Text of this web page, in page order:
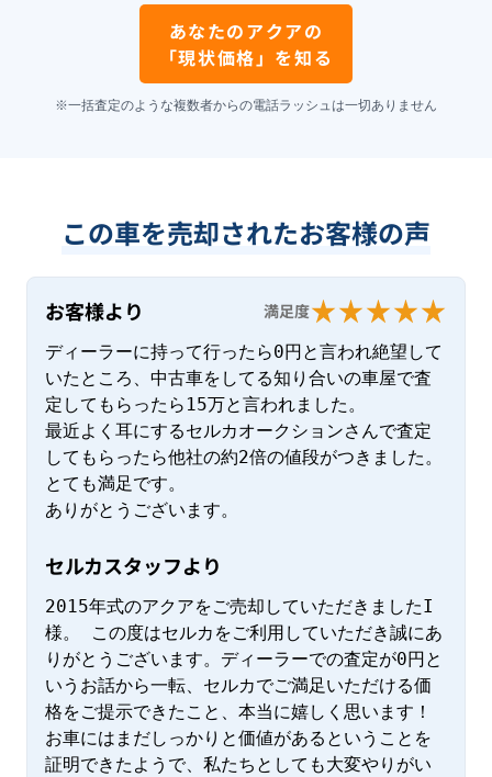
あなたのアクアの
「現状価格」を知る
※一括査定のような複数者からの電話ラッシュは一切ありません
この車を売却されたお客様の声
お客様より 満足度
ディーラーに持って行ったら0円と言われ絶望して
いたところ、中古車をしてる知り合いの車屋で査
定してもらったら15万と言われました。
最近よく耳にするセルカオークションさんで査定
してもらったら他社の約2倍の値段がつきました。
とても満足です。
ありがとうございます。
セルカスタッフより
2015年式のアクアをご売却していただきましたI
様。 この度はセルカをご利用していただき誠にあ
りがとうございます。ディーラーでの査定が0円と
いうお話から一転、セルカでご満足いただける価
格をご提示できたこと、本当に嬉しく思います！
お車にはまだしっかりと価値があるということを
証明できたようで、私たちとしても大変やりがい